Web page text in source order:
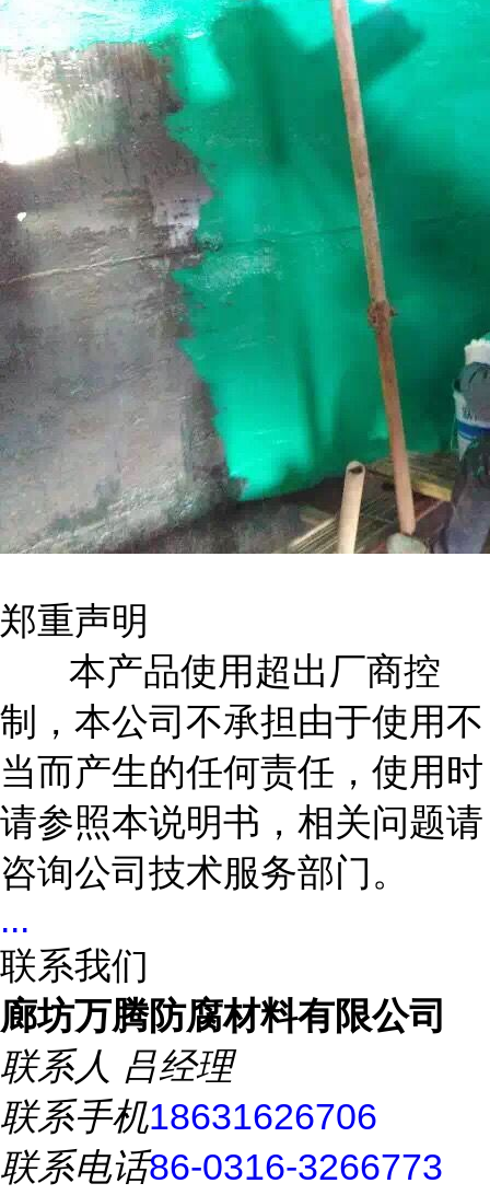
郑重声明
本产品使用超出厂商控
制，本公司不承担由于使用不
当而产生的任何责任，使用时
请参照本说明书，相关问题请
咨询公司技术服务部门。
...
联系我们
廊坊万腾防腐材料有限公司
联系人 吕经理
联系手机18631626706
联系电话86-0316-3266773